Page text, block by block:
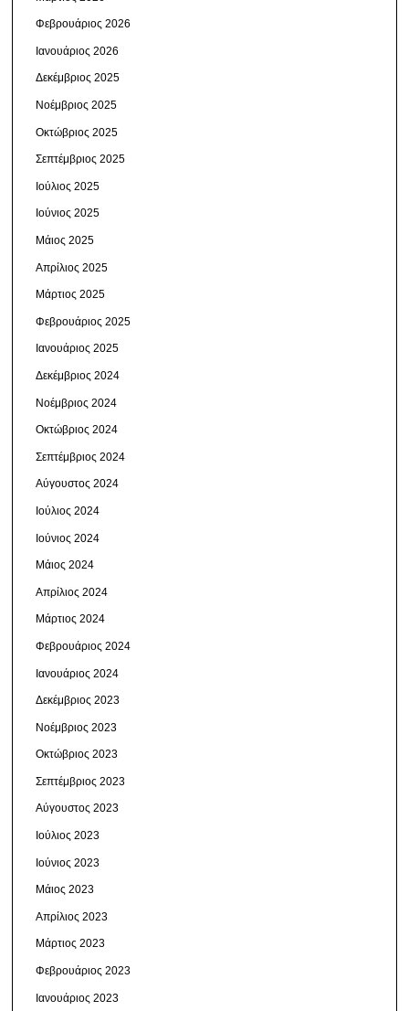
Φεβρουάριος 2026
Ιανουάριος 2026
Δεκέμβριος 2025
Νοέμβριος 2025
Οκτώβριος 2025
Σεπτέμβριος 2025
Ιούλιος 2025
Ιούνιος 2025
Μάιος 2025
Απρίλιος 2025
Μάρτιος 2025
Φεβρουάριος 2025
Ιανουάριος 2025
Δεκέμβριος 2024
Νοέμβριος 2024
Οκτώβριος 2024
Σεπτέμβριος 2024
Αύγουστος 2024
Ιούλιος 2024
Ιούνιος 2024
Μάιος 2024
Απρίλιος 2024
Μάρτιος 2024
Φεβρουάριος 2024
Ιανουάριος 2024
Δεκέμβριος 2023
Νοέμβριος 2023
Οκτώβριος 2023
Σεπτέμβριος 2023
Αύγουστος 2023
Ιούλιος 2023
Ιούνιος 2023
Μάιος 2023
Απρίλιος 2023
Μάρτιος 2023
Φεβρουάριος 2023
Ιανουάριος 2023